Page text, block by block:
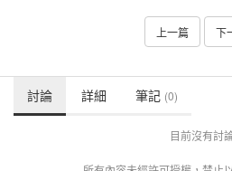
上一篇 下
討論 詳細 筆記 (0)
目前沒有討